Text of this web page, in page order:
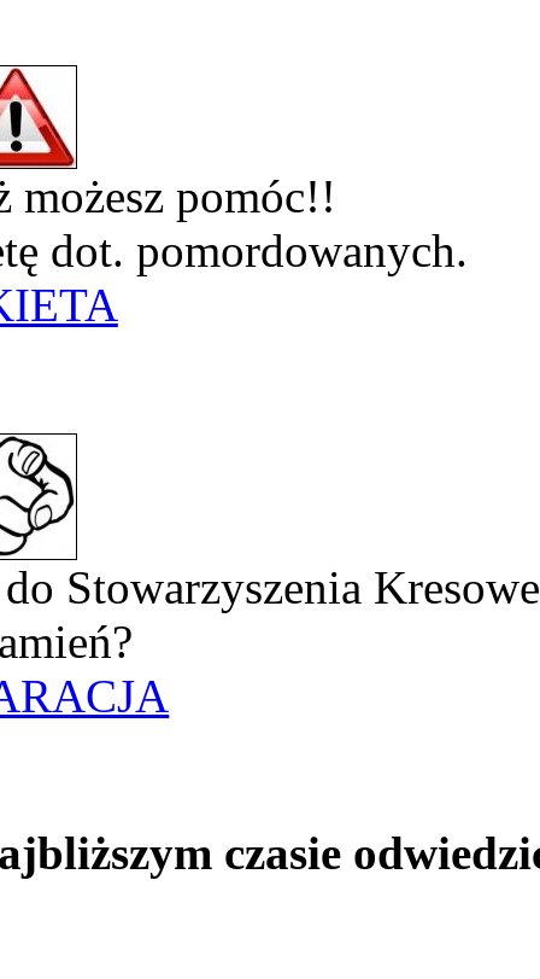
możesz pomóc!!
dot. pomordowanych.
Stowarzyszenia
czasie